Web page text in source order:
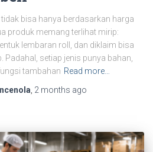
bisa hanya berdasarkan harga
produk memang terlihat mirip:
lembaran roll, dan diklaim bisa
setiap jenis punya bahan,
tambahan Read more…
2 months ago